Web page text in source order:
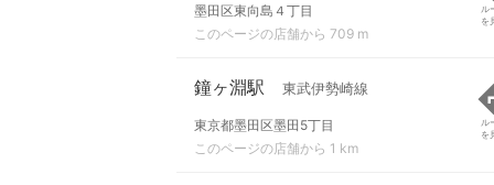
墨田区東向島４丁目
このページの店舗から 709 m
ル
を
鐘ヶ淵駅 東武伊勢崎線
東京都墨田区墨田5丁目
このページの店舗から 1 km
ル
を